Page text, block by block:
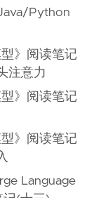
Python
型》阅读笔记
注意力
型》阅读笔记
型》阅读笔记
Language